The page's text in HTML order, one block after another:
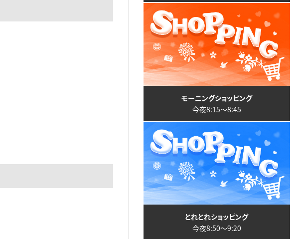
モーニングショッピング
今夜8:15〜8:45
とれとれショッピング
今夜8:50〜9:20